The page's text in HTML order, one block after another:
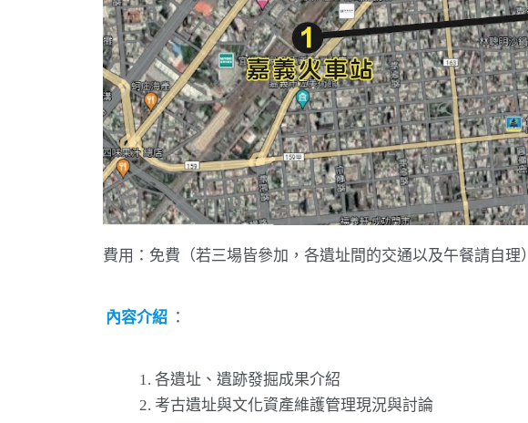
費用：免費（若三場皆參加，各遺址間的交通以及午餐請自理）
內容介紹 ：
各遺址、遺跡發掘成果介紹
考古遺址與文化資產維護管理現況與討論